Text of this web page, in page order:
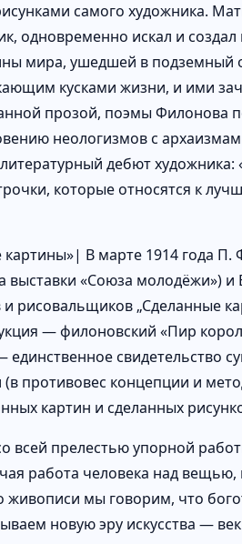
самого художника.
одновременно искал и
мира, ушедшей в подземный
кусками жизни, и ими
прозой, поэмы Филонова
неологизмов с
дебют
которые относятся к
В марте 1914 года П.
выставки «Союза молодёжи») и
рисовальщиков „Сделанные
— филоновский «Пир
единственное свидетельство
противовес концепции и
картин и сделанных
всей прелестью упорной
работа человека над вещью,
живописи мы говорим, что
новую эру искусства —